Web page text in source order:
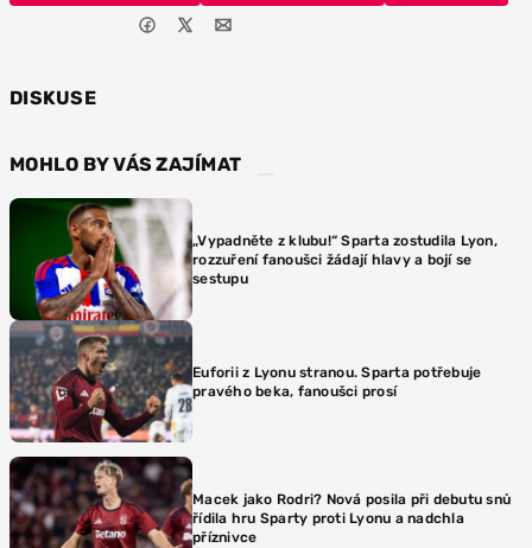
DISKUSE
MOHLO BY VÁS ZAJÍMAT
„Vypadněte z klubu!“ Sparta zostudila Lyon,
rozzuření fanoušci žádají hlavy a bojí se
sestupu
Euforii z Lyonu stranou. Sparta potřebuje
pravého beka, fanoušci prosí
Macek jako Rodri? Nová posila při debutu snů
řídila hru Sparty proti Lyonu a nadchla
příznivce